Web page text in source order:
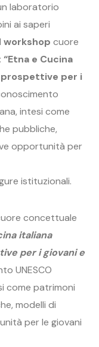
laboratorio
ai saperi
workshop cuore
“Etna e Cucina
prospettive per i
intesi come
pubbliche,
opportunità per
istituzionali.
concettuale
italiana
per i giovani e
UNESCO
come patrimoni
modelli di
per le giovani